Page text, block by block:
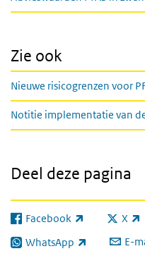
Zie ook
Nieuwe risicogrenzen voor
Notitie implementatie van de
Deel deze pagina
Facebook
(externe link) X
WhatsApp
(externe link) E-